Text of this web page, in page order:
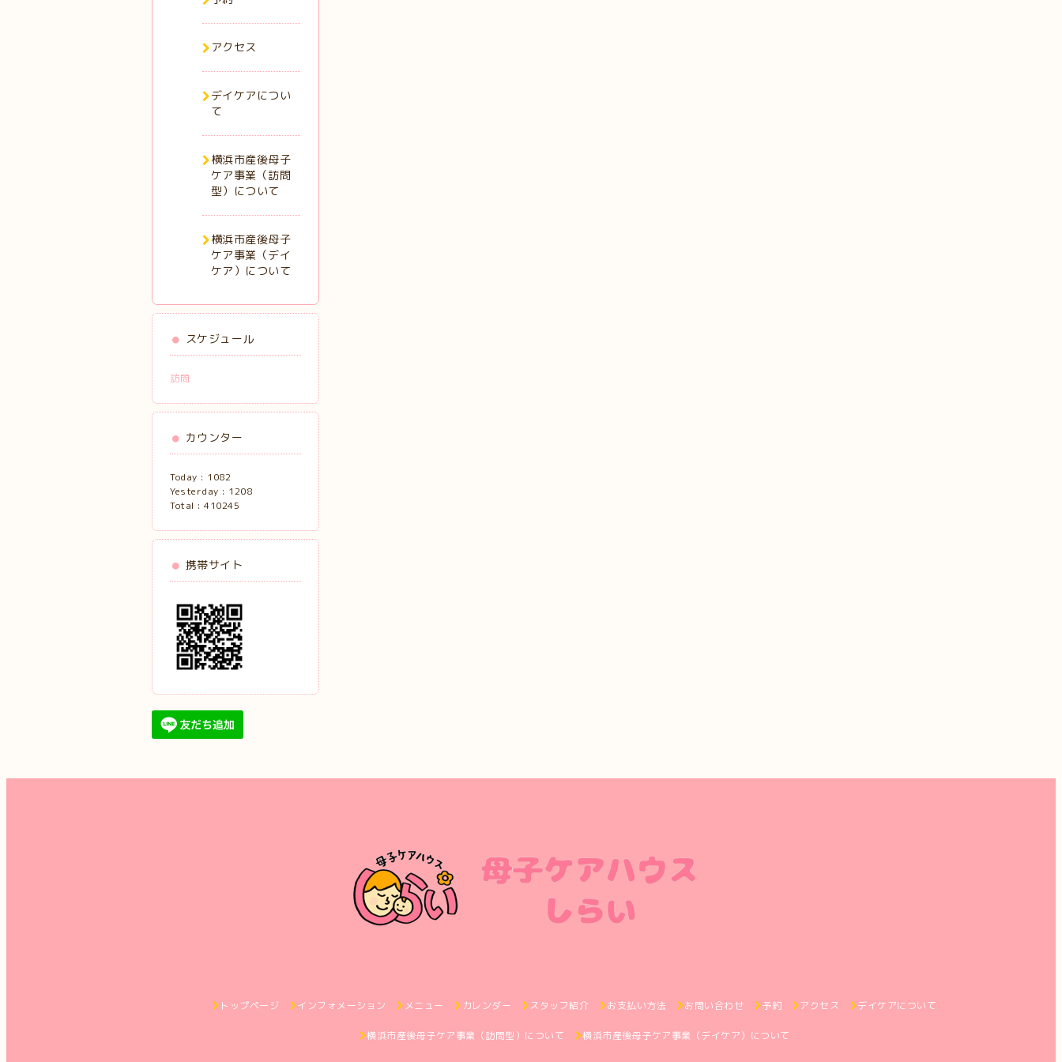
アクセス
デイケアについ
て
横浜市産後母子
ケア事業（訪問
型）について
横浜市産後母子
ケア事業（デイ
ケア）について
スケジュール
訪問
カウンター
Today : 1082
Yesterday : 1208
Total : 410245
携帯サイト
トップページ インフォメーション メニュー カレンダー スタッフ紹介 お支払い方法 お問い合わせ 予約 アクセス デイケアについて
横浜市産後母子ケア事業（訪問型）について 横浜市産後母子ケア事業（デイケア）について